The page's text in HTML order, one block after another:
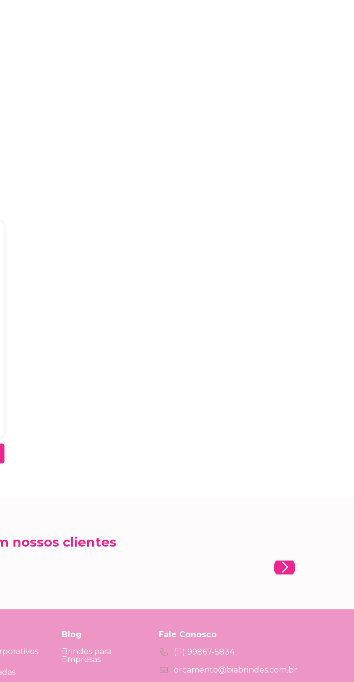
nossos clientes
Blog
Brindes para
Empresas
Fale Conosco
(11) 99867-5834
orcamento@biabrindes.com.br
comunicações.
a proteger e respeitar sua
dados apenas para fins de
suas preferências a qualquer
conversa